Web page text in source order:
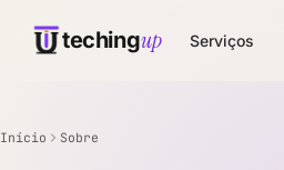
techingup Serviços
Início Sobre